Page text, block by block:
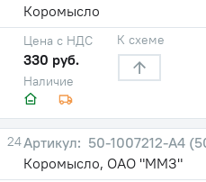
Коромысло
Наличие
Цена с НДС
330 руб.
К схеме
24
50-1007212-А4
Коромысло, ОАО "ММЗ"